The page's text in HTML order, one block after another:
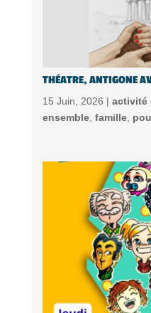
THÉATRE, ANTIGONE
15 Juin, 2026 | activité
ensemble, famille,